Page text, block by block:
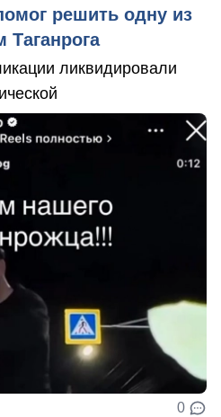
решить одну из
ликвидировали
0